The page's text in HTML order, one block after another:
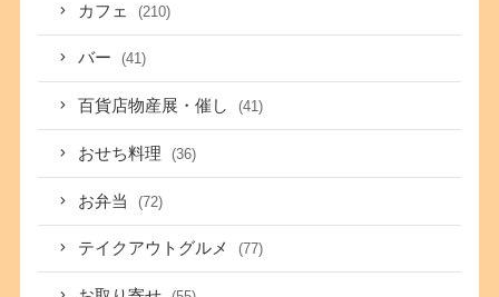
カフェ (210)
バー (41)
百貨店物産展・催し (41)
おせち料理 (36)
お弁当 (72)
テイクアウトグルメ (77)